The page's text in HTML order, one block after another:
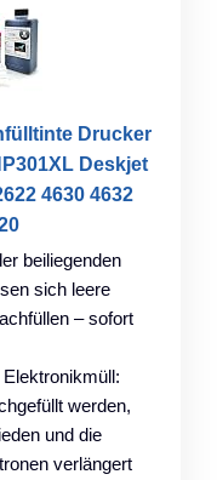
Drucker
Deskjet
4630 4632
beiliegenden
sich leere
– sofort
werden,
und die
verlängert